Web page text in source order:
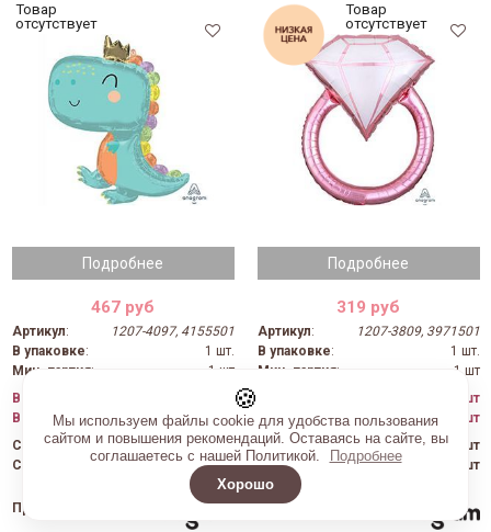
Подробнее
Товар
отсутствует
467 руб
Артикул:
1207-4097, 4155501
В упаковке:
1 шт.
Мин. партия:
1 шт
В наличии на Фрунзе:
В наличии на Ватутина:
0 шт
Скоро на Фрунзе:
2 шт
Скоро на Ватутина:
0 шт
Производитель
Подробнее
Товар
отсутствует
319 руб
Артикул:
1207-3809, 3971501
В упаковке:
1 шт.
Мин. партия:
1 шт
0 шт
В наличии на Ватутина:
0 шт
Скоро на Фрунзе:
0 шт
Скоро на Ватутина:
0 шт
Производитель
🍪
Мы используем файлы cookie для удобства пользования
сайтом и повышения рекомендаций. Оставаясь на сайте, вы
соглашаетесь с нашей Политикой.
Подробнее
Хорошо